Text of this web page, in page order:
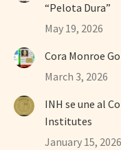
“Pelota Dura”
May 19, 2026
Cora Monroe
March 3, 2026
INH se une al
Institutes
January 15, 2026